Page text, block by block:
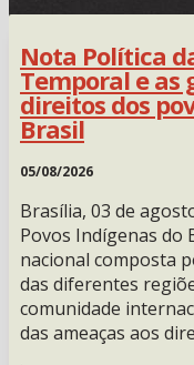
Nota Política
Temporal e as
direitos dos
Brasil
05/08/2026
Brasília, 03 de
Povos Indígenas do
nacional composta
das diferentes
comunidade
das ameaças aos